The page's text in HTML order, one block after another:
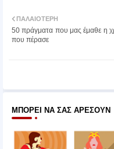
ΠΑΛΑΙΌΤΕΡΗ
50 πράγματα που μας έμαθε η
που πέρασε
ΜΠΟΡΕΊ ΝΑ ΣΑΣ ΑΡΈΣΟΥΝ